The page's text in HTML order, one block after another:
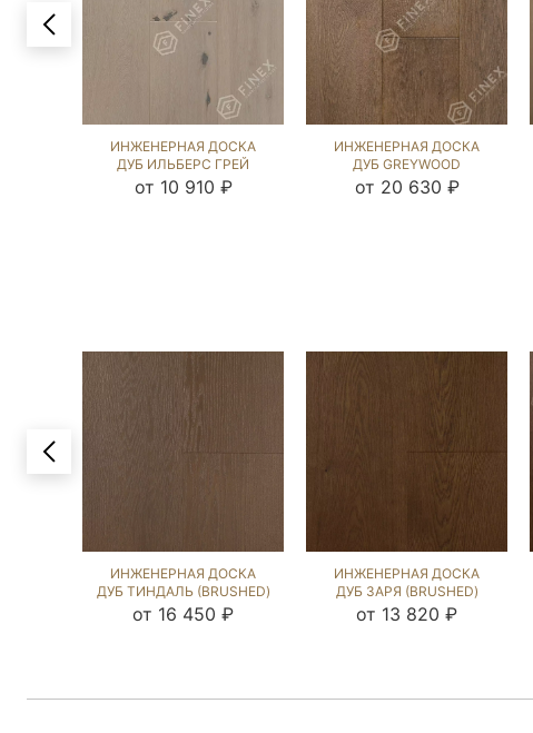
ИНЖЕНЕРНАЯ ДОСКА
ДУБ ИЛЬБЕРС ГРЕЙ
(BRUSHED) 423961
от 10 910 ₽
ИНЖЕНЕРНАЯ ДОСКА
ДУБ GREYWOOD
(BRUSHED) 892682
от 20 630 ₽
ИНЖЕНЕРНАЯ ДОСКА
ДУБ ТИНДАЛЬ (BRUSHED)
132184
от 16 450 ₽
ИНЖЕНЕРНАЯ ДОСКА
ДУБ ЗАРЯ (BRUSHED)
135959
от 13 820 ₽